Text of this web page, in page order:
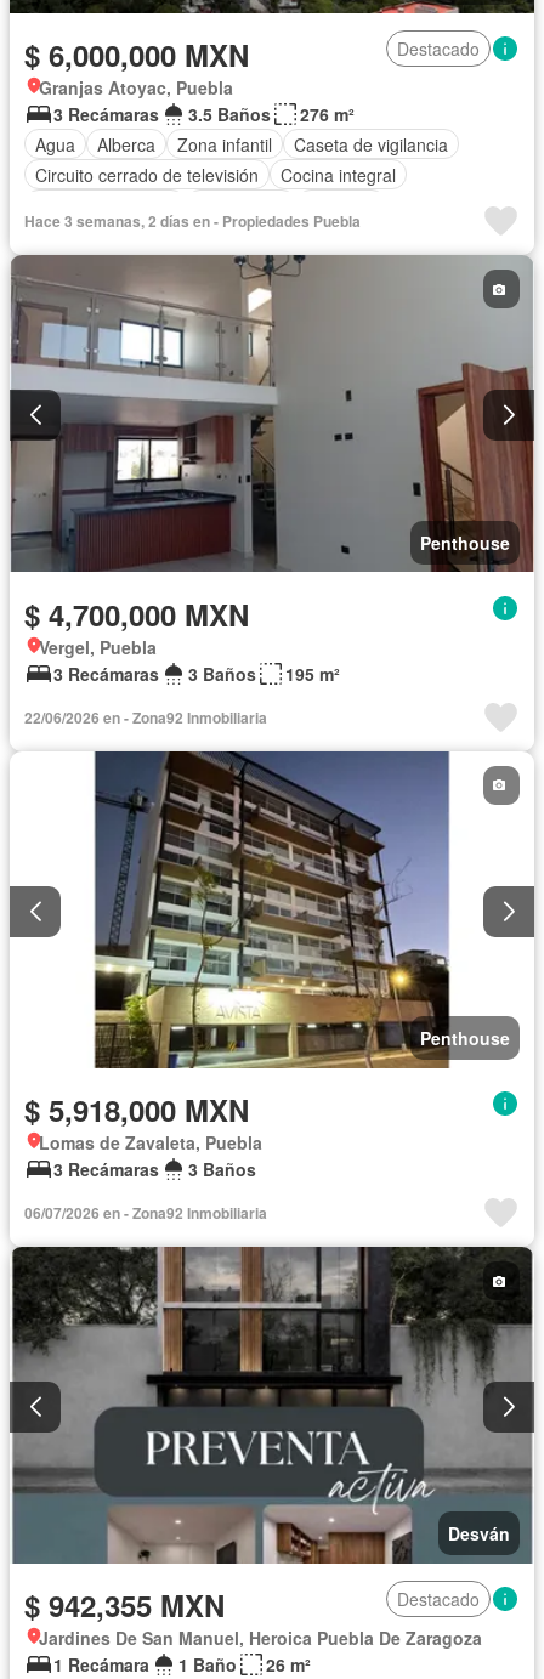
$ 6,000,000 MXN
Destacado
Granjas Atoyac, Puebla
3 Recámaras
3.5 Baños
276 m²
Agua
Alberca Zona infantil
Caseta de vigilancia
Circuito cerrado de televisión
Cocina integral
Estacionamiento
Gimnasio
Despacho
Sala polivalente
Zonas verdes
Sin amueblar
Hace 3 semanas, 2 días en - Propiedades Puebla
Penthouse
$ 4,700,000 MXN
Vergel, Puebla
3 Recámaras
3 Baños 195 m²
22/06/2026 en - Zona92 Inmobiliaria
Penthouse
$ 5,918,000 MXN
Lomas de Zavaleta, Puebla
3 Recámaras
3 Baños
06/07/2026 en - Zona92 Inmobiliaria
Desván
$ 942,355 MXN
Destacado
Jardines De San Manuel, Heroica Puebla De Zaragoza
1 Recámara
1 Baño
26 m²